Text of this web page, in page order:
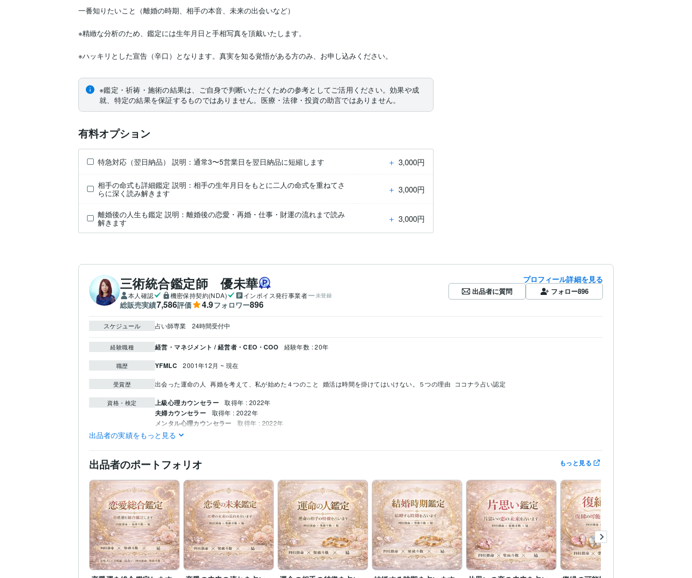
一番知りたいこと（離婚の時期、相手の本音、未来の出会いなど）
※精緻な分析のため、鑑定には生年月日と手相写真を頂戴いたします。
※ハッキリとした宣告（辛口）となります。真実を知る覚悟がある方のみ、お申し込みください。
※鑑定・祈祷・施術の結果は、ご自身で判断いただくための参考としてご活用ください。効果や成
就、特定の結果を保証するものではありません。医療・法律・投資の助言ではありません。
有料オプション
特急対応（翌日納品） 説明：通常3〜5営業日を翌日納品に短縮します ＋ 3,000円
相手の命式も詳細鑑定 説明：相手の生年月日をもとに二人の命式を重ねてさ
らに深く読み解きます
＋ 3,000円
離婚後の人生も鑑定 説明：離婚後の恋愛・再婚・仕事・財運の流れまで読み
解きます
＋ 3,000円
三術統合鑑定師 優未華
本人確認 機密保持契約(NDA) インボイス発行事業者 未登録
総販売実績7,586評価 4.9フォロワー896
プロフィール詳細を見る
出品者に質問 フォロー896
スケジュール 占い師専業　24時間受付中
経験職種 経営・マネジメント / 経営者・CEO・COO 経験年数 : 20年
職歴 YFMLC 2001年12月 ~ 現在
受賞歴 出会った運命の人 再婚を考えて、私が始めた４つのこと 婚活は時間を掛けてはいけない。５つの理由 ココナラ占い認定
資格・検定 上級心理カウンセラー 取得年 : 2022年
夫婦カウンセラー 取得年 : 2022年
メンタル心理カウンセラー 取得年 : 2022年
その他ツール 四柱推命:13年
日本能力開発推進協会 上級心理カウンセラー:2年日本能力開発推進協会 夫婦カウンセラー:2年日本能力開発推進協会 メンタル心理カウンセラー:2年
得意分野 占い 四柱推命×紫微斗数×易の三術統合
占い スピリチュアル 恋愛鑑定 結婚運鑑定 相性鑑定 復縁鑑定 再婚鑑定 出会い時期鑑定 運命鑑定 人生相談
語学力 英語 日常会話レベル
出品者の実績をもっと見る
出品者のポートフォリオ もっと見る